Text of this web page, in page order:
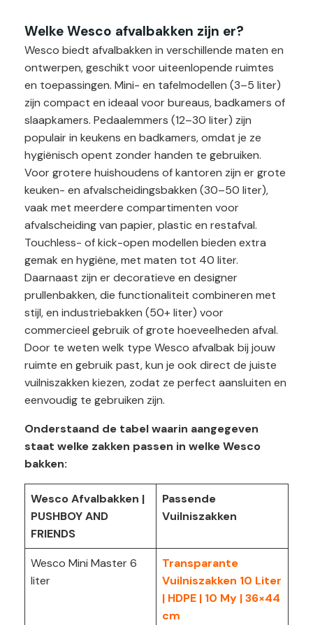
Welke Wesco afvalbakken zijn er?
Wesco biedt afvalbakken in verschillende maten en
ontwerpen, geschikt voor uiteenlopende ruimtes
en toepassingen. Mini- en tafelmodellen (3–5 liter)
zijn compact en ideaal voor bureaus, badkamers of
slaapkamers. Pedaalemmers (12–30 liter) zijn
populair in keukens en badkamers, omdat je ze
hygiënisch opent zonder handen te gebruiken.
Voor grotere huishoudens of kantoren zijn er grote
keuken- en afvalscheidingsbakken (30–50 liter),
vaak met meerdere compartimenten voor
afvalscheiding van papier, plastic en restafval.
Touchless- of kick-open modellen bieden extra
gemak en hygiëne, met maten tot 40 liter.
Daarnaast zijn er decoratieve en designer
prullenbakken, die functionaliteit combineren met
stijl, en industriebakken (50+ liter) voor
commercieel gebruik of grote hoeveelheden afval.
Door te weten welk type Wesco afvalbak bij jouw
ruimte en gebruik past, kun je ook direct de juiste
vuilniszakken kiezen, zodat ze perfect aansluiten en
eenvoudig te gebruiken zijn.
Onderstaand de tabel waarin aangegeven
staat welke zakken passen in welke Wesco
bakken:
Wesco Afvalbakken |
PUSHBOY AND
FRIENDS
Passende
Vuilniszakken
Wesco Mini Master 6
liter
Transparante
Vuilniszakken 10 Liter
| HDPE | 10 My | 36×44
cm